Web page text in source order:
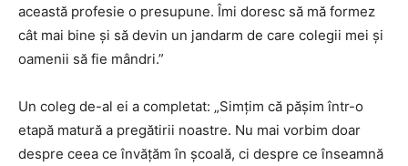
această profesie o presupune. Îmi doresc să mă formez
cât mai bine și să devin un jandarm de care colegii mei și
oamenii să fie mândri.”
Un coleg de-al ei a completat: „Simțim că pășim într-o
etapă matură a pregătirii noastre. Nu mai vorbim doar
despre ceea ce învățăm în școală, ci despre ce înseamnă